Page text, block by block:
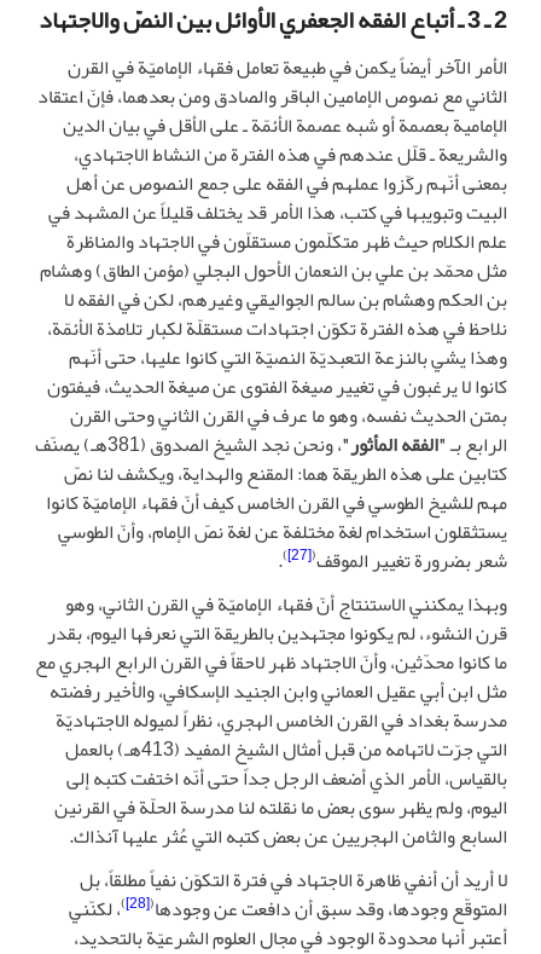
2 ـ 3 ـ أتباع الفقه الجعفري الأوائل بين النصّ والاجتهاد
الأمر الآخر أيضاً يكمن في طبيعة تعامل فقهاء الإماميّة في القرن
الثاني مع نصوص الإمامين الباقر والصادق ومن بعدهما، فإنّ اعتقاد
الإمامية بعصمة أو شبه عصمة الأئمّة ـ على الأقل في بيان الدين
والشريعة ـ قلّل عندهم في هذه الفترة من النشاط الاجتهادي،
بمعنى أنّهم ركّزوا عملهم في الفقه على جمع النصوص عن أهل
البيت وتبويبها في كتب، هذا الأمر قد يختلف قليلاً عن المشهد في
علم الكلام حيث ظهر متكلّمون مستقلّون في الاجتهاد والمناظرة
مثل محمّد بن علي بن النعمان الأحول البجلي (مؤمن الطاق) وهشام
بن الحكم وهشام بن سالم الجواليقي وغيرهم، لكن في الفقه لا
نلاحظ في هذه الفترة تكوّن اجتهادات مستقلّة لكبار تلامذة الأئمّة،
وهذا يشي بالنزعة التعبديّة النصيّة التي كانوا عليها، حتى أنّهم
كانوا لا يرغبون في تغيير صيغة الفتوى عن صيغة الحديث، فيفتون
بمتن الحديث نفسه، وهو ما عرف في القرن الثاني وحتى القرن
الرابع بـ"الفقه المأثور" ، ونحن نجد الشيخ الصدوق (381هـ) يصنّف
كتابين على هذه الطريقة هما: المقنع والهداية، ويكشف لنا نصّ
مهم للشيخ الطوسي في القرن الخامس كيف أنّ فقهاء الإماميّة كانوا
يستثقلون استخدام لغة مختلفة عن لغة نصّ الإمام، وأنّ الطوسي
شعر بضرورة تغيير الموقف(
[27]
)
.
وبهذا يمكنني الاستنتاج أنّ فقهاء الإماميّة في القرن الثاني، وهو
قرن النشوء، لم يكونوا مجتهدين بالطريقة التي نعرفها اليوم، بقدر
ما كانوا محدّثين، وأنّ الاجتهاد ظهر لاحقاً في القرن الرابع الهجري مع
مثل ابن أبي عقيل العماني وابن الجنيد الإسكافي، والأخير رفضته
مدرسة بغداد في القرن الخامس الهجري، نظراً لميوله الاجتهاديّة
التي جرّت لاتهامه من قبل أمثال الشيخ المفيد (413هـ) بالعمل
بالقياس، الأمر الذي أضعف الرجل جداً حتى أنّه اختفت كتبه إلى
اليوم، ولم يظهر سوى بعض ما نقلته لنا مدرسة الحلّة في القرنين
السابع والثامن الهجريين عن بعض كتبه التي عُثر عليها آنذاك.
لا أريد أن أنفي ظاهرة الاجتهاد في فترة التكوّن نفياً مطلقاً، بل
المتوقّع وجودها، وقد سبق أن دافعت عن وجودها(
[28]
)، لكنّني
أعتبر أنها محدودة الوجود في مجال العلوم الشرعيّة بالتحديد،